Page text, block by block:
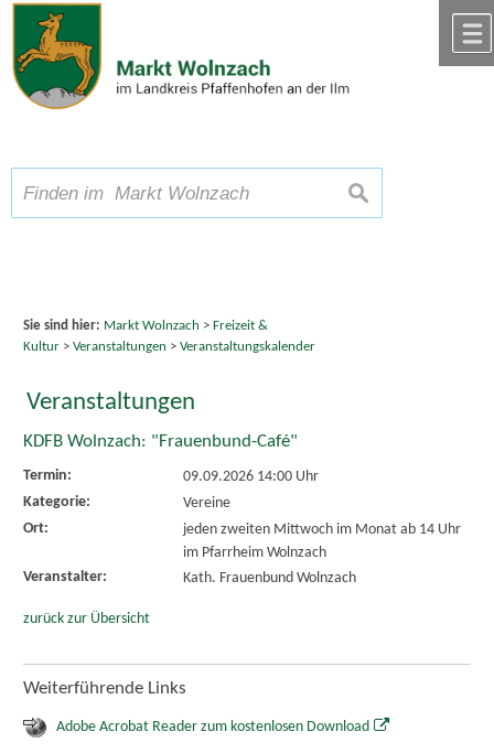
Zum Inhalt,zur Navigation
Schriftgröße A A A suchen
Sie sind hier: Markt Wolnzach > Freizeit &
Kultur> Veranstaltungen > Veranstaltungskalender
Veranstaltungen
KDFB Wolnzach: "Frauenbund-Café"
Termin:
09.09.2026 14:00 Uhr
Kategorie:
Vereine
Ort:
jeden zweiten Mittwoch im Monat ab 14 Uhr
im Pfarrheim Wolnzach
Veranstalter:
Kath. Frauenbund Wolnzach
zurück zur Übersicht
Weiterführende Links
Adobe Acrobat Reader zum kostenlosen Download